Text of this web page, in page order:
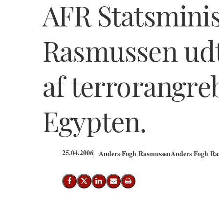
AFR
Rasmussen
af
Egypten.
25.04.2006 Anders Fogh RasmussenAnders Fogh
Del på Facebook
Del på X (Twitter)
Del på LinkedIn
Send email
Print